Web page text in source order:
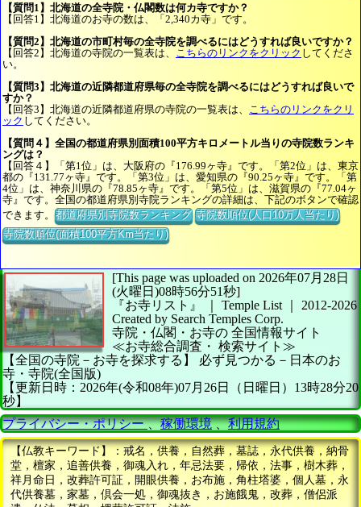
【質問1】北海道の全寺院・仏閣数は何カ寺ですか？
【回答1】北海道のお寺の数は、「2,340カ寺」です。
【質問2】北海道の市町村毎の全寺院を調べるにはどうすれば良いですか？
【回答2】北海道の寺院の一覧表は、
こちらのリンクをクリック してくださ
い。
【質問3】北海道の近隣都道府県毎の全寺院を調べるにはどうすれば良いで
すか？
【回答3】北海道の近隣都道府県の寺院の一覧表は、
こちらのリンクをクリ
ック してください。
【質問４】全国の都道府県別面積100平方キロメートル当りの寺院数ランキ
ングは？
【回答４】「第1位」は、大阪府の『176.99ヶ寺』です。「第2位」は、東京
都の『131.77ヶ寺』です。「第3位」は、愛知県の『90.25ヶ寺』です。「第
4位」は、神奈川県の『78.85ヶ寺』です。「第5位」は、滋賀県の『77.04ヶ
寺』です。全国の都道府県別寺院ランキングの詳細は、下記のボタンで確認
できます。都道府県別寺院数ランキング 寺院数順位(人口10万人当たり)
寺院数順位(面積100平方Km当たり)
[This page was uploaded on 2026年07月28日
(火曜日)08時56分51秒]
『お寺リスト』 ｜ Temple List
2012-2026
Created by Search Temples Corp.
寺院・仏閣・お寺の 全国情報サイト
≪お寺総合調査・ 検索サイト≫
【全国の寺院－お寺を探求する】
必ず見つかる－日本のお
寺・寺院(全国版)
【更新日時：2026年(令和08年)07月26日（日曜日）13時28分20
秒】
プライバシー・ポリシー、稼働環境、利用規約
【仏教キーワード】：戒名，供養，自然葬，墓誌，永代供養，納骨
堂，檀家，追善供養，御魂入れ，年忌法要，帰依，法事，樹木葬，
祥月命日，改葬許可証，開眼供養，お布施，角柱塔婆，個人墓，永
代供養墓，家墓，倶会一処，御魂抜き，お施餓鬼，改葬，僧侶派